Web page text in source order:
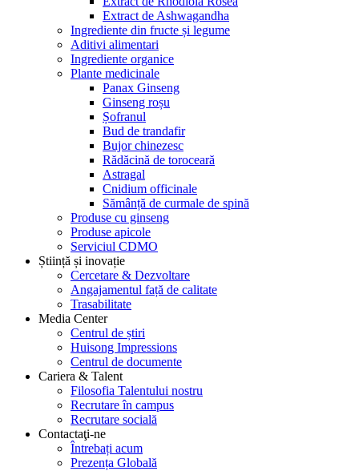
Extract de Ashwagandha
Ingrediente din fructe și legume
Aditivi alimentari
Ingrediente organice
Plante medicinale
Panax Ginseng
Ginseng roșu
Șofranul
Bud de trandafir
Bujor chinezesc
Rădăcină de toroceară
Astragal
Cnidium officinale
Sămânță de curmale de spină
Produse cu ginseng
Produse apicole
Serviciul CDMO
Știință și inovație
Cercetare & Dezvoltare
Angajamentul față de calitate
Trasabilitate
Media Center
Centrul de știri
Huisong Impressions
Centrul de documente
Cariera & Talent
Filosofia Talentului nostru
Recrutare în campus
Recrutare socială
Contactaţi-ne
Întrebați acum
Prezența Globală